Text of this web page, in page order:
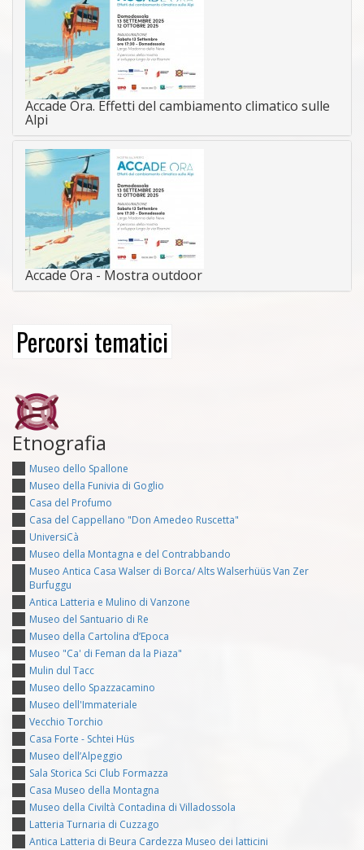
Accade Ora. Effetti del cambiamento climatico sulle
Alpi
Accade Ora - Mostra outdoor
Percorsi tematici
Etnografia
Museo dello Spallone
Museo della Funivia di Goglio
Casa del Profumo
Casa del Cappellano "Don Amedeo Ruscetta"
UniversiCà
Museo della Montagna e del Contrabbando
Museo Antica Casa Walser di Borca/ Alts Walserhüüs Van Zer
Burfuggu
Antica Latteria e Mulino di Vanzone
Museo del Santuario di Re
Museo della Cartolina d’Epoca
Museo "Ca' di Feman da la Piaza"
Mulin dul Tacc
Museo dello Spazzacamino
Museo dell'Immateriale
Vecchio Torchio
Casa Forte - Schtei Hüs
Museo dell’Alpeggio
Sala Storica Sci Club Formazza
Casa Museo della Montagna
Museo della Civiltà Contadina di Villadossola
Latteria Turnaria di Cuzzago
Antica Latteria di Beura Cardezza Museo dei latticini